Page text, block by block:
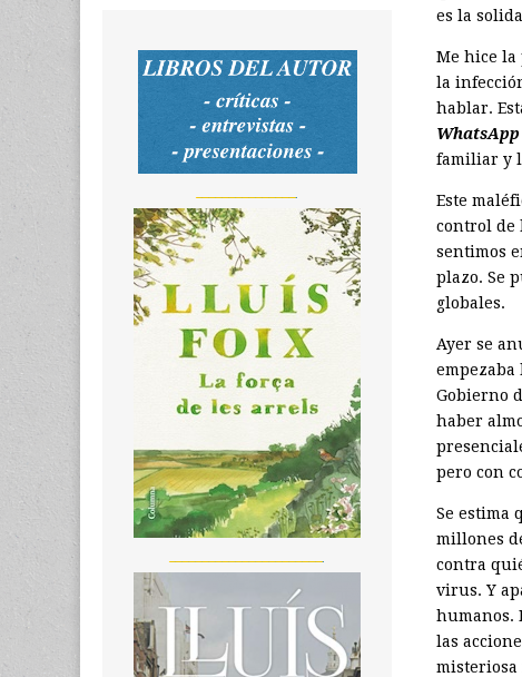
es la
Me hice la
la
hablar.
WhatsApp
familiar y
Este
control de
sentimos
plazo. Se
globales.
Ayer se
Gobierno
haber
pero con
Se estima
millones
contra
virus. Y
humanos.
las
misteriosa